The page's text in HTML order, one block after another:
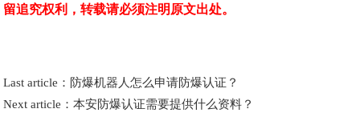
留追究权利，转载请必须注明原文出处。
Last article： 防爆机器人怎么申请防爆认证？
Next article：本安防爆认证需要提供什么资料？